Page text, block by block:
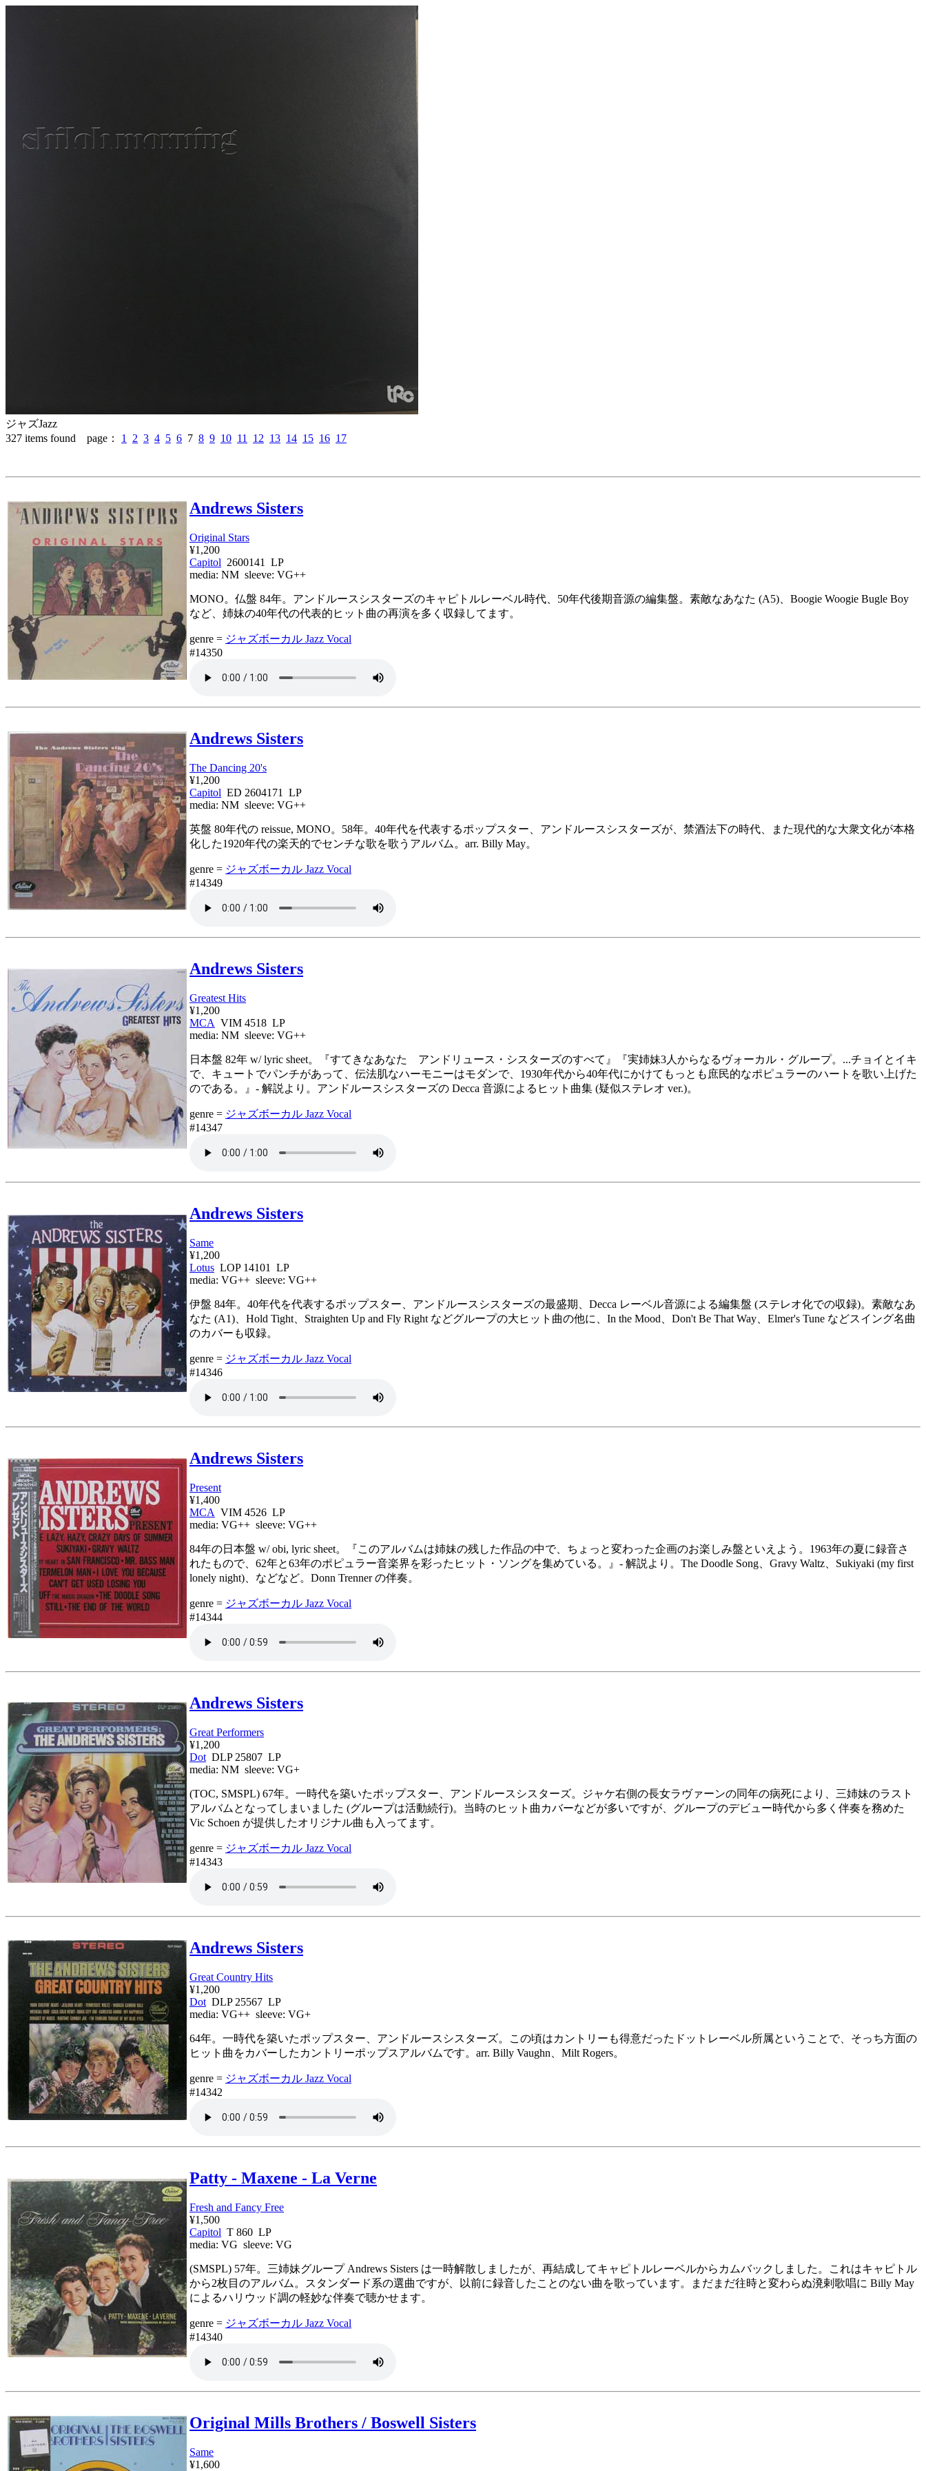
ジャズJazz
327 items found page： 1 2 3 4 5 6 7 8 9 10 11 12 13 14 15 16 17
Andrews Sisters
Original Stars
¥1,200
Capitol 2600141 LP
media: NM sleeve: VG++
MONO。仏盤 84年。アンドルースシスターズのキャピトルレーベル時代、50年代後期音源の編集盤。素敵なあなた (A5)、Boogie Woogie Bugle Boy
など、姉妹の40年代の代表的ヒット曲の再演を多く収録してます。
genre = ジャズボーカル Jazz Vocal
#14350
Andrews Sisters
The Dancing 20's
¥1,200
Capitol ED 2604171 LP
media: NM sleeve: VG++
英盤 80年代の reissue, MONO。58年。40年代を代表するポップスター、アンドルースシスターズが、禁酒法下の時代、また現代的な大衆文化が本格
化した1920年代の楽天的でセンチな歌を歌うアルバム。arr. Billy May。
genre = ジャズボーカル Jazz Vocal
#14349
Andrews Sisters
Greatest Hits
¥1,200
MCA VIM 4518 LP
media: NM sleeve: VG++
日本盤 82年 w/ lyric sheet。『すてきなあなた アンドリュース・シスターズのすべて』『実姉妹3人からなるヴォーカル・グループ。...チョイとイキ
で、キュートでパンチがあって、伝法肌なハーモニーはモダンで、1930年代から40年代にかけてもっとも庶民的なポピュラーのハートを歌い上げた
のである。』- 解説より。アンドルースシスターズの Decca 音源によるヒット曲集 (疑似ステレオ ver.)。
genre = ジャズボーカル Jazz Vocal
#14347
Andrews Sisters
Same
¥1,200
Lotus LOP 14101 LP
media: VG++ sleeve: VG++
伊盤 84年。40年代を代表するポップスター、アンドルースシスターズの最盛期、Decca レーベル音源による編集盤 (ステレオ化での収録)。素敵なあ
なた (A1)、Hold Tight、Straighten Up and Fly Right などグループの大ヒット曲の他に、In the Mood、Don't Be That Way、Elmer's Tune などスイング名曲
のカバーも収録。
genre = ジャズボーカル Jazz Vocal
#14346
Andrews Sisters
Present
¥1,400
MCA VIM 4526 LP
media: VG++ sleeve: VG++
84年の日本盤 w/ obi, lyric sheet。『このアルバムは姉妹の残した作品の中で、ちょっと変わった企画のお楽しみ盤といえよう。1963年の夏に録音さ
れたもので、62年と63年のポピュラー音楽界を彩ったヒット・ソングを集めている。』- 解説より。The Doodle Song、Gravy Waltz、Sukiyaki (my first
lonely night)、などなど。Donn Trenner の伴奏。
genre = ジャズボーカル Jazz Vocal
#14344
Andrews Sisters
Great Performers
¥1,200
Dot DLP 25807 LP
media: NM sleeve: VG+
(TOC, SMSPL) 67年。一時代を築いたポップスター、アンドルースシスターズ。ジャケ右側の長女ラヴァーンの同年の病死により、三姉妹のラスト
アルバムとなってしまいました (グループは活動続行)。当時のヒット曲カバーなどが多いですが、グループのデビュー時代から多く伴奏を務めた
Vic Schoen が提供したオリジナル曲も入ってます。
genre = ジャズボーカル Jazz Vocal
#14343
Andrews Sisters
Great Country Hits
¥1,200
Dot DLP 25567 LP
media: VG++ sleeve: VG+
64年。一時代を築いたポップスター、アンドルースシスターズ。この頃はカントリーも得意だったドットレーベル所属ということで、そっち方面の
ヒット曲をカバーしたカントリーポップスアルバムです。arr. Billy Vaughn、Milt Rogers。
genre = ジャズボーカル Jazz Vocal
#14342
Patty - Maxene - La Verne
Fresh and Fancy Free
¥1,500
Capitol T 860 LP
media: VG sleeve: VG
(SMSPL) 57年。三姉妹グループ Andrews Sisters は一時解散しましたが、再結成してキャピトルレーベルからカムバックしました。これはキャピトル
から2枚目のアルバム。スタンダード系の選曲ですが、以前に録音したことのない曲を歌っています。まだまだ往時と変わらぬ溌剌歌唱に Billy May
によるハリウッド調の軽妙な伴奏で聴かせます。
genre = ジャズボーカル Jazz Vocal
#14340
Original Mills Brothers / Boswell Sisters
Same
¥1,600